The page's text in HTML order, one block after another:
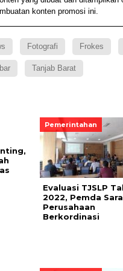
konten promosi ini.
Fotografi Frokes
Tanjab Barat
Pemerintahan
Evaluasi TJSLP
2022, Pemda
Perusahaan
Berkordinasi